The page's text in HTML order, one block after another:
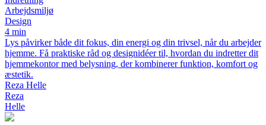
Arbejdsmiljø
Design
4 min
Lys påvirker både dit fokus, din energi og din trivsel, når du arbejder
hjemme. Få praktiske råd og designidéer til, hvordan du indretter dit
hjemmekontor med belysning, der kombinerer funktion, komfort og
æstetik.
Reza Helle
Reza
Helle